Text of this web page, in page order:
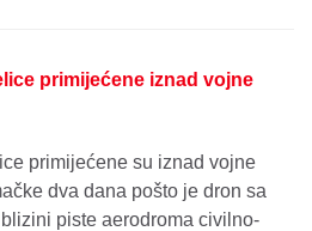
primijećene iznad vojne
primijećene su iznad vojne
dva dana pošto je dron sa
piste aerodroma civilno-